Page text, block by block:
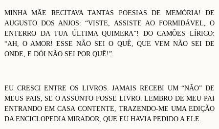
MINHA MÃE RECITAVA TANTAS POESIAS DE MEMÓRIA! DE
AUGUSTO DOS ANJOS: “VISTE, ASSISTE AO FORMIDÁVEL, O
ENTERRO DA TUA ÚLTIMA QUIMERA”! DO CAMÕES LÍRICO:
“AH, O AMOR! ESSE NÃO SEI O QUÊ, QUE VEM NÃO SEI DE
ONDE, E DÓI NÃO SEI POR QUÊ!”.
EU CRESCI ENTRE OS LIVROS. JAMAIS RECEBI UM “NÃO” DE
MEUS PAIS, SE O ASSUNTO FOSSE LIVRO. LEMBRO DE MEU PAI
ENTRANDO EM CASA CONTENTE, TRAZENDO-ME UMA EDIÇÃO
DA ENCICLOPEDIA MIRADOR, QUE EU HAVIA PEDIDO A ELE.